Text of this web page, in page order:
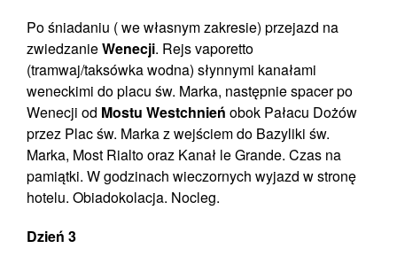
Po śniadaniu ( we własnym zakresie) przejazd na
zwiedzanieWenecji. Rejs vaporetto
(tramwaj/taksówka wodna) słynnymi kanałami
weneckimi do placu św. Marka, następnie spacer po
Wenecji od Mostu Westchnień obok Pałacu Dożów
przez Plac św. Marka z wejściem do Bazyliki św.
Marka, Most Rialto oraz Kanał le Grande. Czas na
pamiątki. W godzinach wieczornych wyjazd w stronę
hotelu. Obiadokolacja. Nocleg.
Dzień 3